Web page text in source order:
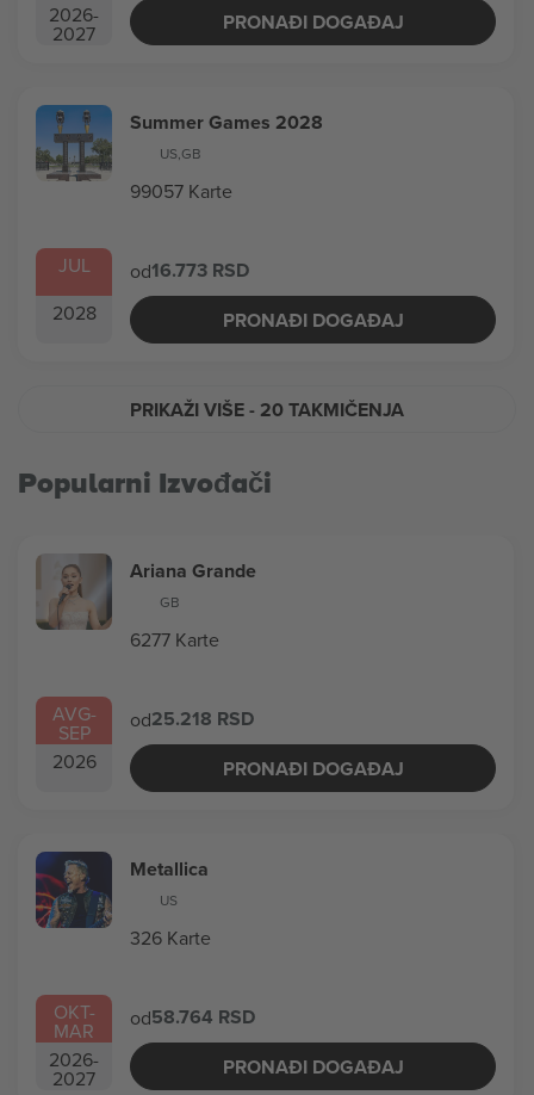
2026-
2027
PRONAĐI DOGAĐAJ
JUL
2028
Summer Games 2028
US,GB
99057 Karte
od16.773 RSD
PRONAĐI DOGAĐAJ
PRIKAŽI VIŠE- 20 TAKMIČENJA
Popularni Izvođači
AVG-
SEP
2026
Ariana Grande
GB
6277 Karte
od25.218 RSD
PRONAĐI DOGAĐAJ
OKT-
MAR
2026-
2027
Metallica
US
326 Karte
od58.764 RSD
PRONAĐI DOGAĐAJ